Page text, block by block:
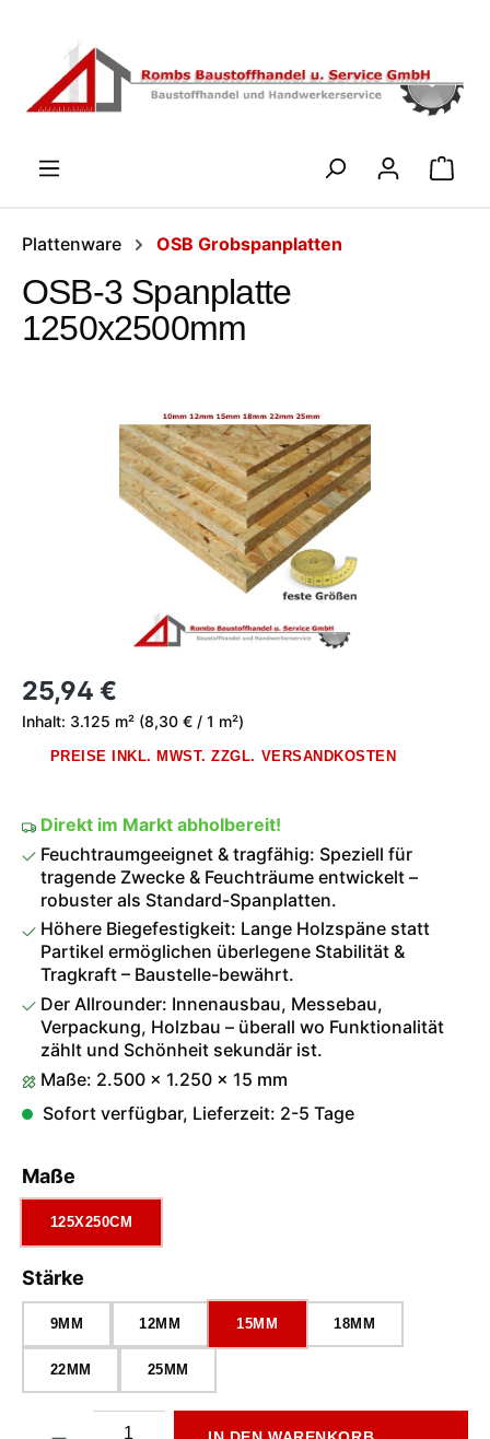
Plattenware OSB Grobspanplatten
OSB-3 Spanplatte
1250x2500mm
Regulärer Preis:
25,94 €
Inhalt: 3.125 m² (8,30 € / 1 m²)
PREISE INKL. MWST. ZZGL. VERSANDKOSTEN
Direkt im Markt abholbereit!
Feuchtraumgeeignet & tragfähig: Speziell für
tragende Zwecke & Feuchträume entwickelt –
robuster als Standard-Spanplatten.
Höhere Biegefestigkeit: Lange Holzspäne statt
Partikel ermöglichen überlegene Stabilität &
Tragkraft – Baustelle-bewährt.
Der Allrounder: Innenausbau, Messebau,
Verpackung, Holzbau – überall wo Funktionalität
zählt und Schönheit sekundär ist.
Maße: 2.500 × 1.250 × 15 mm
Sofort verfügbar, Lieferzeit: 2-5 Tage
Maße
125X250CM
Stärke
9MM 12MM 15MM 18MM
22MM 25MM